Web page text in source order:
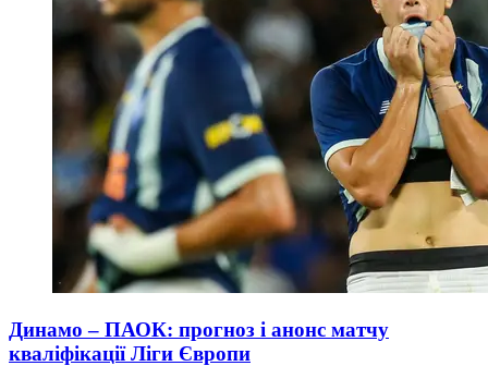
Динамо – ПАОК: прогноз і анонс матчу
кваліфікації Ліги Європи